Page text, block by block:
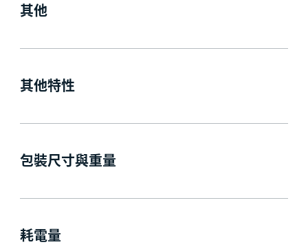
其他
其他特性
包裝尺寸與重量
耗電量